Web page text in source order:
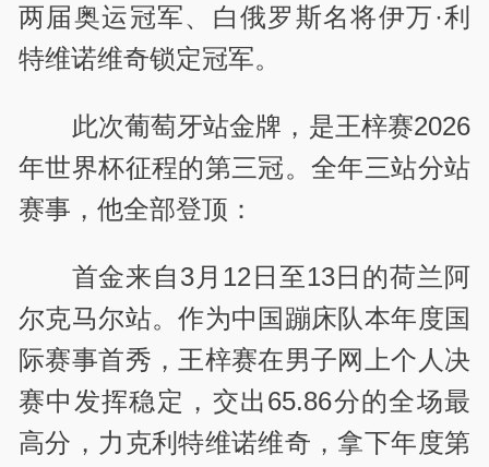
两届奥运冠军、白俄罗斯名将伊万·利
特维诺维奇锁定冠军。
此次葡萄牙站金牌，是王梓赛2026
年世界杯征程的第三冠。全年三站分站
赛事，他全部登顶：
首金来自3月12日至13日的荷兰阿
尔克马尔站。作为中国蹦床队本年度国
际赛事首秀，王梓赛在男子网上个人决
赛中发挥稳定，交出65.86分的全场最
高分，力克利特维诺维奇，拿下年度第